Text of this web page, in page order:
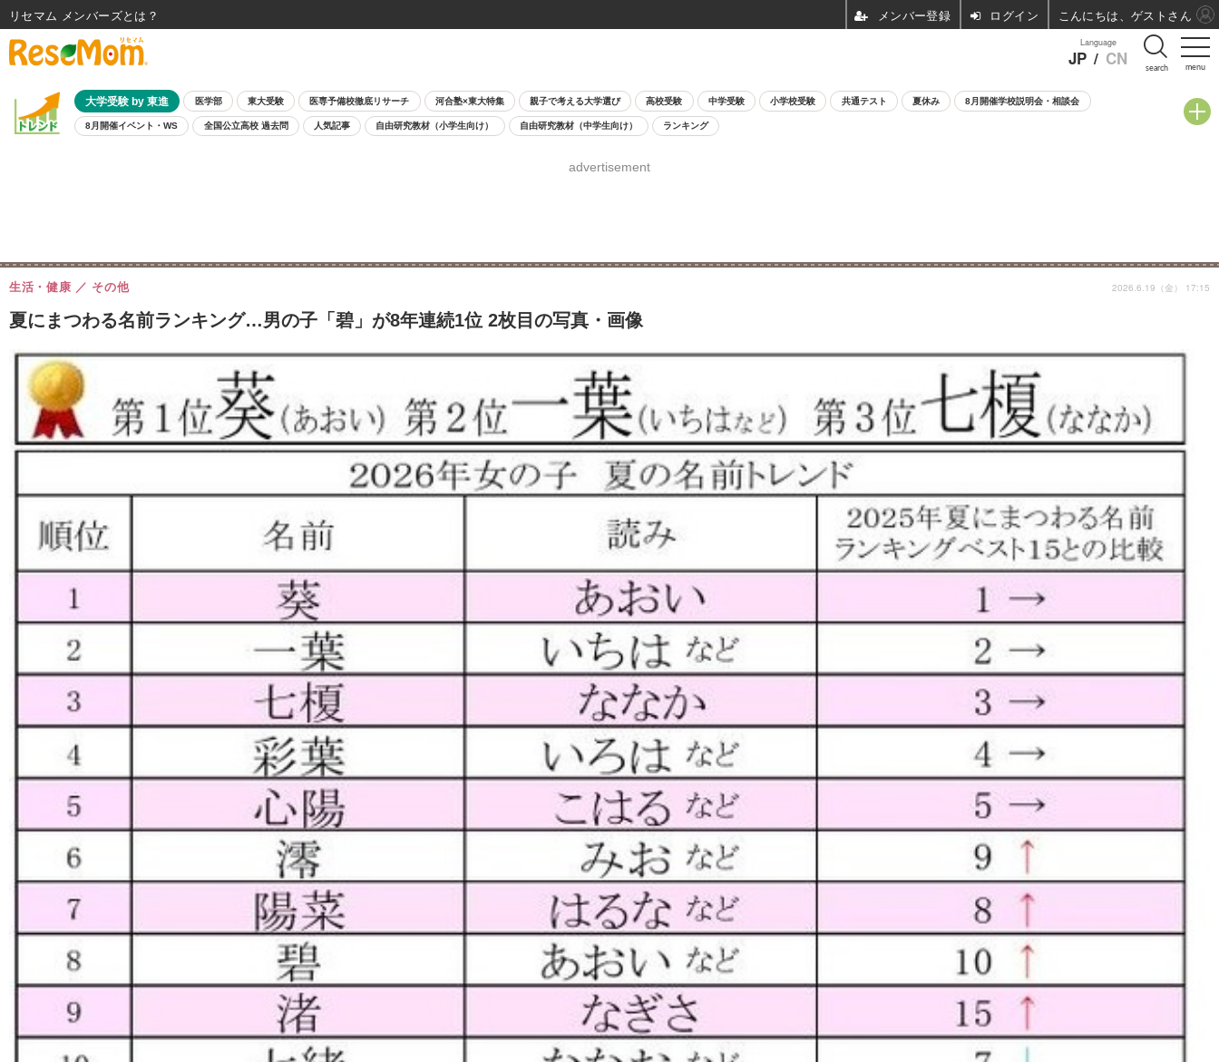
menu
Language
JP / CN search
大学受験 by 東進 医学部 東大受験 医専予備校徹底リサーチ 河合塾×東大特集 親子で考える大学選び 高校受験 中学受験 小学校受験 共通テスト 夏休み 8月開催学校説明会・相談会
8月開催イベント・WS 全国公立高校 過去問 人気記事 自由研究教材（小学生向け） 自由研究教材（中学生向け） ランキング
advertisement
夏にまつわる名前ランキング…男の子「碧」が8年連続1位 2枚目の写真・画像
生活・健康 その他 2026.6.19（金） 17:15
リセマム メンバーズ ログイン こんにちは、ゲストさん